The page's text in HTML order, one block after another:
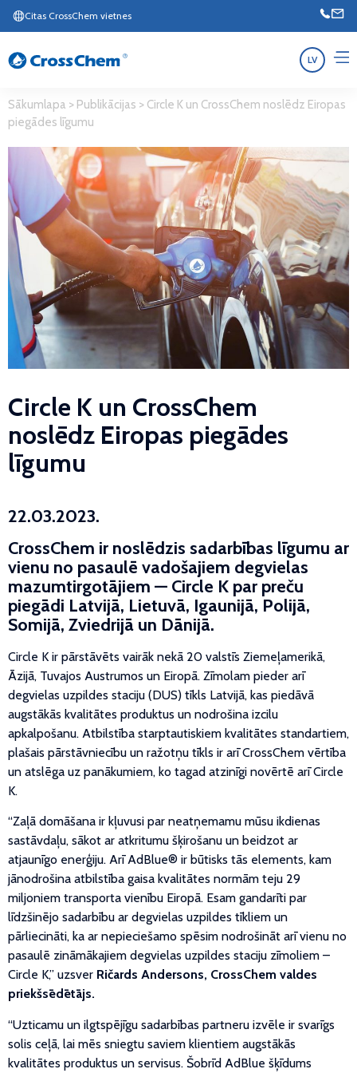
Citas CrossChem vietnes
LV
Sākumlapa > Publikācijas > Circle K un CrossChem noslēdz Eiropas
piegādes līgumu
Circle K un CrossChem
noslēdz Eiropas piegādes
līgumu
22.03.2023.
CrossChem ir noslēdzis sadarbības līgumu ar
vienu no pasaulē vadošajiem degvielas
mazumtirgotājiem — Circle K par preču
piegādi Latvijā, Lietuvā, Igaunijā, Polijā,
Somijā, Zviedrijā un Dānijā.
Circle K ir pārstāvēts vairāk nekā 20 valstīs Ziemeļamerikā,
Āzijā, Tuvajos Austrumos un Eiropā. Zīmolam pieder arī
degvielas uzpildes staciju (DUS) tīkls Latvijā, kas piedāvā
augstākās kvalitātes produktus un nodrošina izcilu
apkalpošanu. Atbilstība starptautiskiem kvalitātes standartiem,
plašais pārstāvniecību un ražotņu tīkls ir arī CrossChem vērtība
un atslēga uz panākumiem, ko tagad atzinīgi novērtē arī Circle
K.
“Zaļā domāšana ir kļuvusi par neatņemamu mūsu ikdienas
sastāvdaļu, sākot ar atkritumu šķirošanu un beidzot ar
atjaunīgo enerģiju. Arī AdBlue® ir būtisks tās elements, kam
jānodrošina atbilstība gaisa kvalitātes normām teju 29
miljoniem transporta vienību Eiropā. Esam gandarīti par
līdzšinējo sadarbību ar degvielas uzpildes tīkliem un
pārliecināti, ka ar nepieciešamo spēsim nodrošināt arī vienu no
pasaulē zināmākajiem degvielas uzpildes staciju zīmoliem –
Circle K,” uzsver Ričards Andersons, CrossChem valdes
priekšsēdētājs.
“​Uzticamu un ilgtspējīgu sadarbības partneru izvēle ir svarīgs
solis ceļā, lai mēs sniegtu saviem klientiem augstākās
kvalitātes produktus un servisus. Šobrīd AdBlue šķīdums